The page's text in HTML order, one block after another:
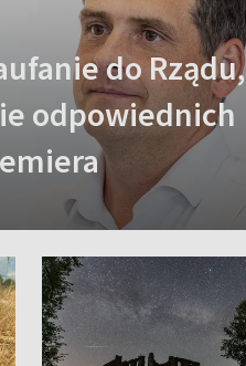
do Rządu,
odpowiednich